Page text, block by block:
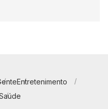
Entretenimento